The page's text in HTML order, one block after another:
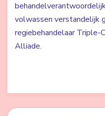
volwassen verstandelijk
regiebehandelaar Triple-
Alliade.